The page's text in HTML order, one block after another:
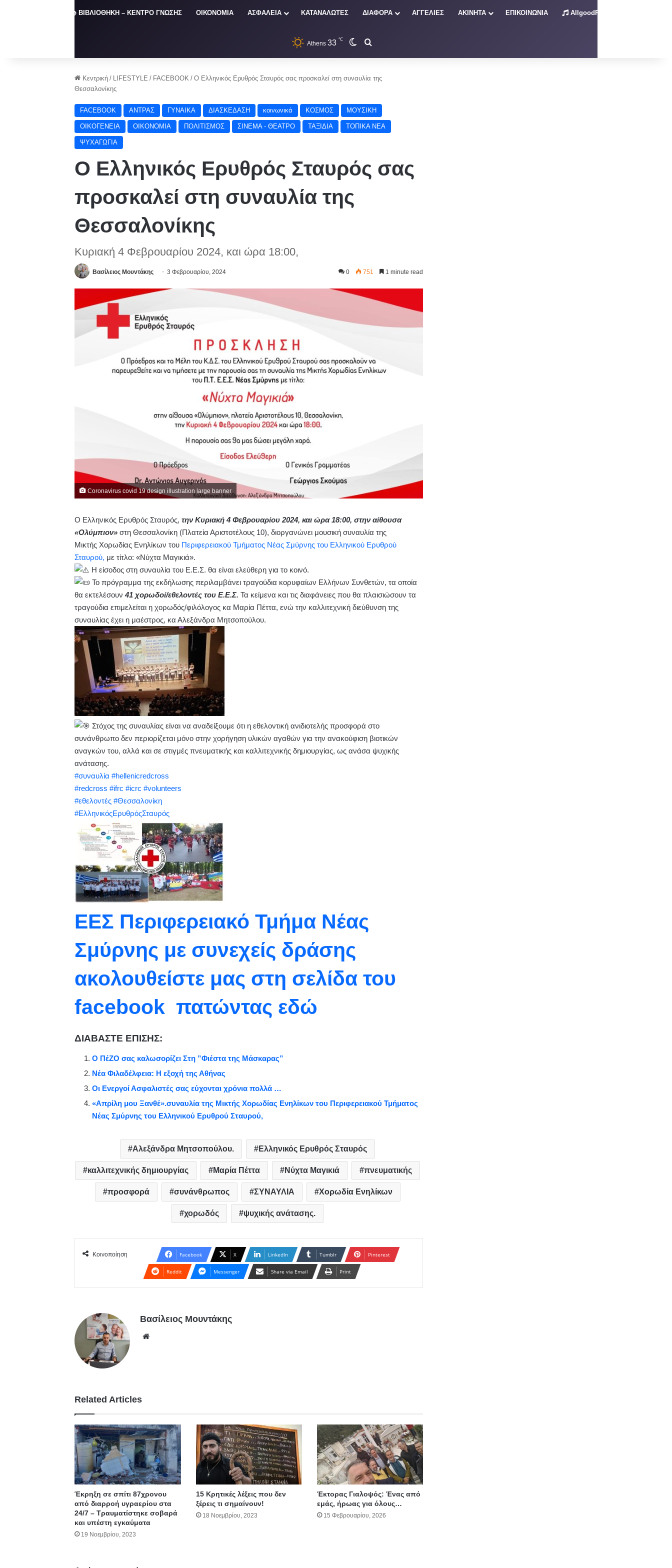
📚 ΒΙΒΛΙΟΘΗΚΗ – ΚΕΝΤΡΟ ΓΝΩΣΗΣ ΟΙΚΟΝΟΜΙΑ ΑΣΦΑΛΕΙΑ ΚΑΤΑΝΑΛΩΤΕΣ ΔΙΑΦΟΡΑ ΑΓΓΕΛΙΕΣ ΑΚΙΝΗΤΑ ΕΠΙΚΟΙΝΩΝΙΑ AllgoodRadio – Live
Athens 33 ℃ Switch skin
Κεντρική / LIFESTYLE / FACEBOOK / Ο Ελληνικός Ερυθρός Σταυρός σας προσκαλεί στη συναυλία της
Θεσσαλονίκης
FACEBOOK ΑΝΤΡΑΣ ΓΥΝΑΙΚΑ ΔΙΑΣΚΕΔΑΣΗ κοινωνικά ΚΟΣΜΟΣ ΜΟΥΣΙΚΗ
ΟΙΚΟΓΕΝΕΙΑ ΟΙΚΟΝΟΜΙΑ ΠΟΛΙΤΙΣΜΟΣ ΣΙΝΕΜΑ - ΘΕΑΤΡΟ ΤΑΞΙΔΙΑ ΤΟΠΙΚΑ ΝΕΑ
ΨΥΧΑΓΩΓΙΑ
Ο Ελληνικός Ερυθρός Σταυρός σας
προσκαλεί στη συναυλία της
Θεσσαλονίκης
Κυριακή 4 Φεβρουαρίου 2024, και ώρα 18:00,
Βασίλειος Μουντάκης 3 Φεβρουαρίου, 2024 0 751 1 minute read
Coronavirus covid 19 design illustration large banner
Ο Ελληνικός Ερυθρός Σταυρός,την Κυριακή 4 Φεβρουαρίου 2024, και ώρα 18:00, στην αίθουσα
«Ολύμπιον» στη Θεσσαλονίκη (Πλατεία Αριστοτέλους 10), διοργανώνει μουσική συναυλία της
Μικτής Χορωδίας Ενηλίκων του Περιφερειακού Τμήματος Νέας Σμύρνης του Ελληνικού Ερυθρού
Σταυρού, με τίτλο: «Νύχτα Μαγικιά».
Η είσοδος στη συναυλία του Ε.Ε.Σ. θα είναι ελεύθερη για το κοινό.
Το πρόγραμμα της εκδήλωσης περιλαμβάνει τραγούδια κορυφαίων Ελλήνων Συνθετών, τα οποία
θα εκτελέσουν 41 χορωδοί/εθελοντές του Ε.Ε.Σ. Τα κείμενα και τις διαφάνειες που θα πλαισιώσουν τα
τραγούδια επιμελείται η χορωδός/φιλόλογος κα Μαρία Πέττα, ενώ την καλλιτεχνική διεύθυνση της
συναυλίας έχει η μαέστρος, κα Αλεξάνδρα Μητσοπούλου.
Στόχος της συναυλίας είναι να αναδείξουμε ότι η εθελοντική ανιδιοτελής προσφορά στο
συνάνθρωπο δεν περιορίζεται μόνο στην χορήγηση υλικών αγαθών για την ανακούφιση βιοτικών
αναγκών του, αλλά και σε στιγμές πνευματικής και καλλιτεχνικής δημιουργίας, ως ανάσα ψυχικής
ανάτασης.
#συναυλία #hellenicredcross
#redcross #ifrc #icrc #volunteers
#εθελοντές #Θεσσαλονίκη
#ΕλληνικόςΕρυθρόςΣταυρός
ΕΕΣ Περιφερειακό Τμήμα Νέας
Σμύρνης με συνεχείς δράσης
ακολουθείστε μας στη σελίδα του
facebook πατώντας εδώ
ΔΙΑΒΑΣΤΕ ΕΠΙΣΗΣ:
Ο ΠέΖΟ σας καλωσορίζει Στη ”Φιέστα της Μάσκαρας”
Νέα Φιλαδέλφεια: Η εξοχή της Αθήνας
Οι Ενεργοί Ασφαλιστές σας εύχονται χρόνια πολλά …
«Απρίλη μου Ξανθέ».συναυλία της Μικτής Χορωδίας Ενηλίκων του Περιφερειακού Τμήματος
Νέας Σμύρνης του Ελληνικού Ερυθρού Σταυρού,
Αλεξάνδρα Μητσοπούλου. Ελληνικός Ερυθρός Σταυρός
καλλιτεχνικής δημιουργίας Μαρία Πέττα Νύχτα Μαγικιά πνευματικής
προσφορά συνάνθρωπος ΣΥΝΑΥΛΙΑ Χορωδία Ενηλίκων
χορωδός ψυχικής ανάτασης.
Κοινοποίηση Facebook X LinkedIn Tumblr Pinterest
Reddit Messenger Share via Email Print
Βασίλειος Μουντάκης
Related Articles
Έκρηξη σε σπίτι 87χρονου
από διαρροή υγραερίου στα
24/7 – Τραυματίστηκε σοβαρά
και υπέστη εγκαύματα
19 Νοεμβρίου, 2023
15 Κρητικές λέξεις που δεν
ξέρεις τι σημαίνουν!
18 Νοεμβρίου, 2023
Έκτορας Γιαλοψός: Ένας από
εμάς, ήρωας για όλους…
15 Φεβρουαρίου, 2026